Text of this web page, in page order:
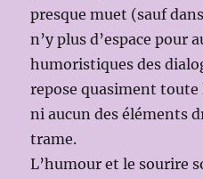
presque muet (sauf
n’y plus d’espace pour
humoristiques des
repose quasiment toute
ni aucun des éléments
trame.
L’humour et le sourire